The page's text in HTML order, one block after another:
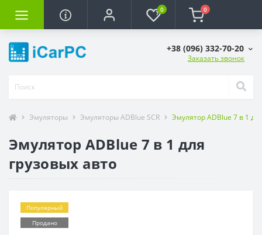
0 0
+38 (096) 332-70-20
Заказать звонок
Эмуляторы Эмуляторы ADBlue SCR Эмулятор ADBlue 7 в 1
Эмулятор ADBlue 7 в 1 для
грузовых авто
Популярный
Продано